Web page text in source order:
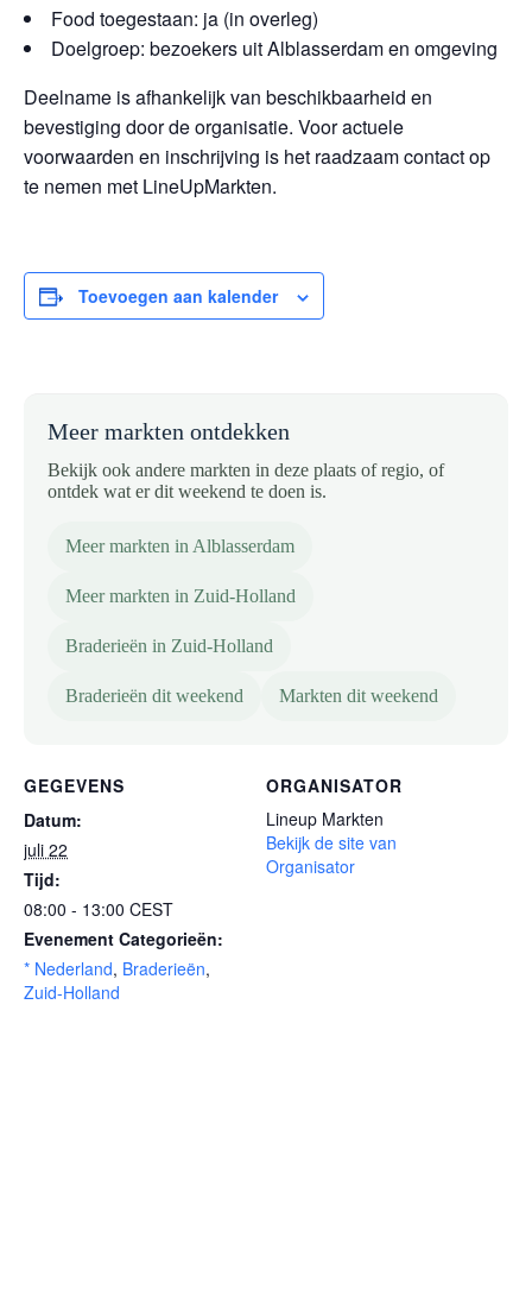
Food toegestaan: ja (in overleg)
Doelgroep: bezoekers uit Alblasserdam en omgeving
Deelname is afhankelijk van beschikbaarheid en
bevestiging door de organisatie. Voor actuele
voorwaarden en inschrijving is het raadzaam contact op
te nemen met LineUpMarkten.
Toevoegen aan kalender
Meer markten ontdekken
Bekijk ook andere markten in deze plaats of regio, of
ontdek wat er dit weekend te doen is.
Meer markten in Alblasserdam
Meer markten in Zuid-Holland
Braderieën in Zuid-Holland
Braderieën dit weekend Markten dit weekend
GEGEVENS
Datum:
juli 22
Tijd:
08:00 - 13:00 CEST
Evenement Categorieën:
* Nederland, Braderieën,
Zuid-Holland
ORGANISATOR
Lineup Markten
Bekijk de site van
Organisator